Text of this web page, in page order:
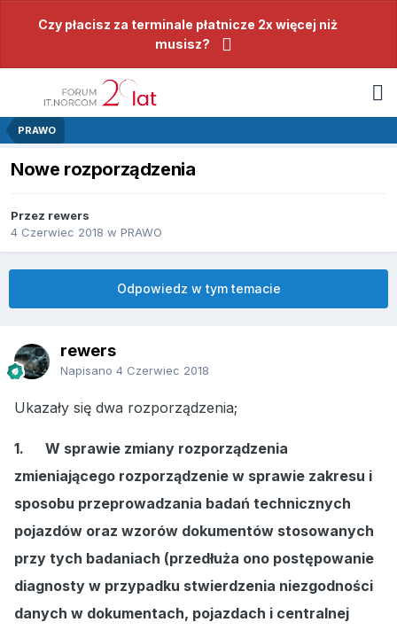
Czy płacisz za terminale płatnicze 2x więcej niż
musisz?
PRAWO
Nowe rozporządzenia
Przez rewers
4 Czerwiec 2018 w PRAWO
Odpowiedz w tym temacie
rewers
Napisano 4 Czerwiec 2018
Ukazały się dwa rozporządzenia;
1.
W sprawie zmiany rozporządzenia
zmieniającego rozporządzenie w sprawie zakresu i
sposobu przeprowadzania badań technicznych
pojazdów oraz wzorów dokumentów stosowanych
przy tych badaniach (przedłuża ono postępowanie
diagnosty w przypadku stwierdzenia niezgodności
danych w dokumentach, pojazdach i centralnej